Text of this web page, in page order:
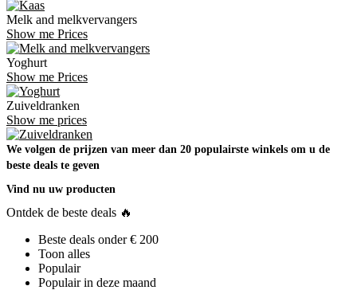
Melk and melkvervangers
Show me Prices
Yoghurt
Show me Prices
Zuiveldranken
Show me prices
We volgen de prijzen van meer dan 20 populairste winkels om u de
beste deals te geven
Vind nu uw producten
Ontdek de beste deals 🔥
Beste deals onder € 200
Toon alles
Populair
Populair in deze maand